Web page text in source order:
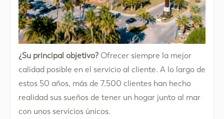
¿Su principal objetivo? Ofrecer siempre la mejor
calidad posible en el servicio al cliente. A lo largo de
estos 50 años, más de 7.500 clientes han hecho
realidad sus sueños de tener un hogar junto al mar
con unos servicios únicos.